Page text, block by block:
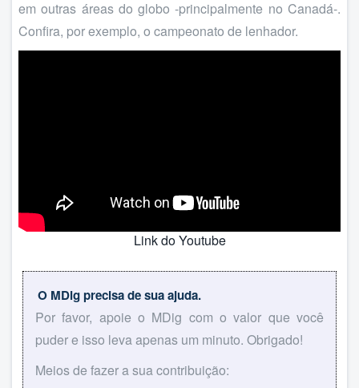
em outras áreas do globo -principalmente no Canadá-.
Confira, por exemplo, o campeonato de lenhador.
Link do Youtube
O MDig precisa de sua ajuda.
Por favor, apoie o MDig com o valor que você
puder e isso leva apenas um minuto. Obrigado!
Meios de fazer a sua contribuição: